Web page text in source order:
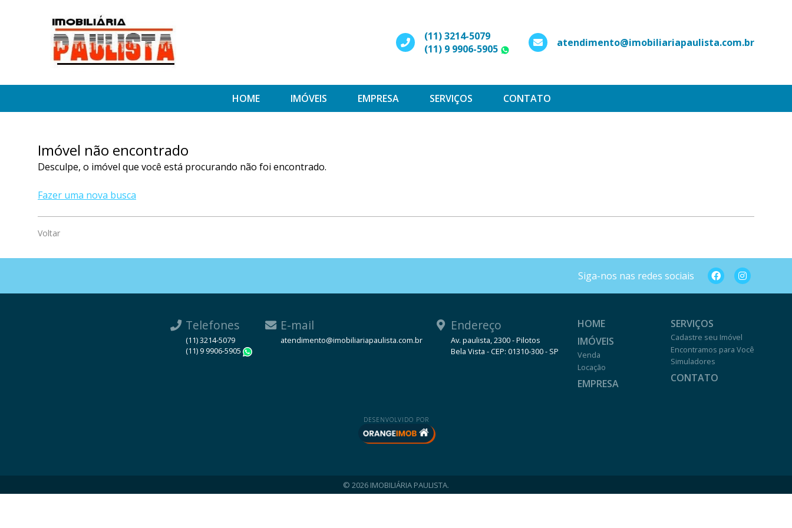
(11) 3214-5079
(11) 9 9906-5905
WhatsApp
atendimento@imobiliariapaulista.com.br
HOME IMÓVEIS EMPRESA SERVIÇOS CONTATO
Imóvel não encontrado
Desculpe, o imóvel que você está procurando não foi encontrado.
Fazer uma nova busca
Voltar
Siga-nos nas redes sociais
Telefones
(11) 3214-5079
(11) 9 9906-5905
E-mail
atendimento@imobiliariapaulista.com.br
Endereço
Av. paulista, 2300 - Pilotos
Bela Vista - CEP: 01310-300 - SP
HOME
IMÓVEIS
Venda
Locação
EMPRESA
SERVIÇOS
Cadastre seu Imóvel
Encontramos para Você
Simuladores
CONTATO
DESENVOLVIDO POR
© 2026 IMOBILIÁRIA PAULISTA.